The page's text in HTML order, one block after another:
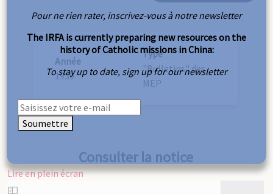
Année
1939
Type
"Bulletins" des
MEP
Consulter la notice
Lire en plein écran
Aller
Pour ne rien rater, inscrivez-vous à notre newsletter
The IRFA is currently preparing new resources on the
history of Catholic missions in China:
To stay up to date, sign up for our newsletter
Soumettre